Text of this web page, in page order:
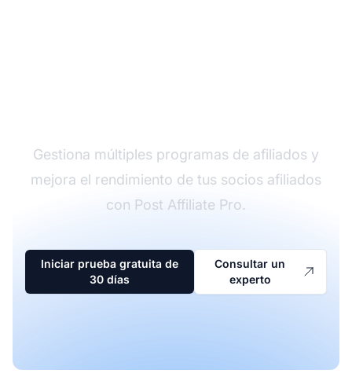
Gestiona múltiples programas de afiliados y
mejora el rendimiento de tus socios afiliados
con Post Affiliate Pro.
Iniciar prueba gratuita de
30 días
Consultar un
experto